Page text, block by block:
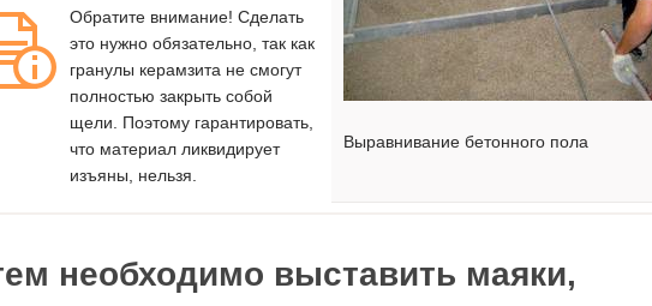
Выравнивание бетонного пола
Обратите внимание! Сделать
это нужно обязательно, так как
гранулы керамзита не смогут
полностью закрыть собой
щели. Поэтому гарантировать,
что материал ликвидирует
изъяны, нельзя.
необходимо выставить маяки,